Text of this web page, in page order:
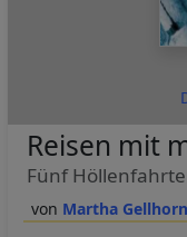
Martha Gellhorn
Reisen mit
Fünf